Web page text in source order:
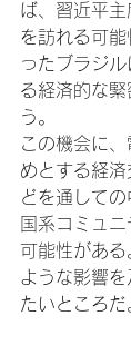
ば、習近平
を訪れる可
ったブラジ
る経済的な
う。
この機会に
めとする経
どを通して
国系コミュ
可能性があ
ような影響
たいところだ